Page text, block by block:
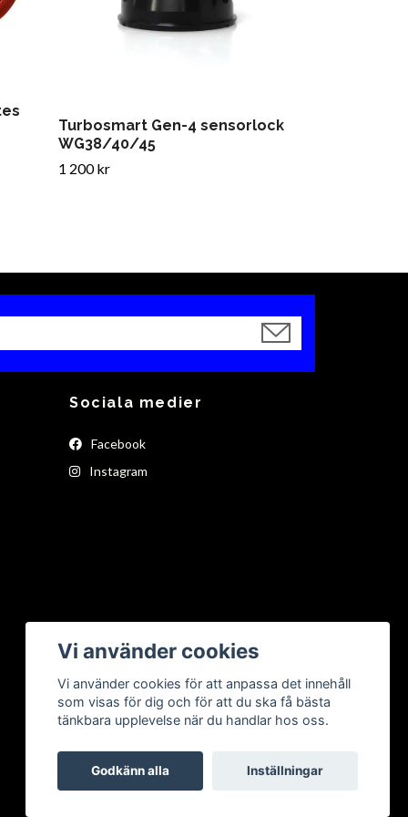
Turbosmart Gen-4 sensorlock
WG38/40/45
1 200 kr
Sociala medier
Facebook
Instagram
Vi använder cookies
Vi använder cookies för att anpassa det innehåll
som visas för dig och för att du ska få bästa
tänkbara upplevelse när du handlar hos oss.
Godkänn alla Inställningar